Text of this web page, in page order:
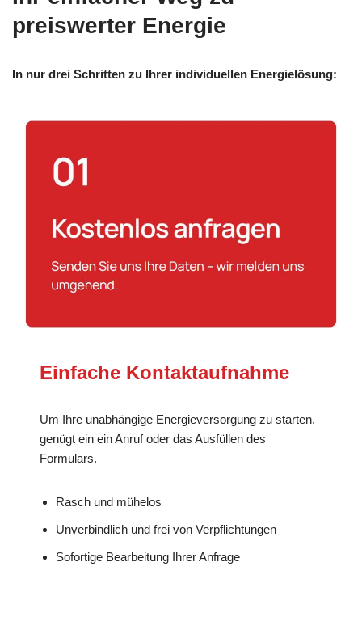
preiswerter Energie
In nur drei Schritten zu Ihrer individuellen Energielösung:
Einfache Kontaktaufnahme
Um Ihre unabhängige Energieversorgung zu starten,
genügt ein ein Anruf oder das Ausfüllen des
Formulars.
Rasch und mühelos
Unverbindlich und frei von Verpflichtungen
Sofortige Bearbeitung Ihrer Anfrage